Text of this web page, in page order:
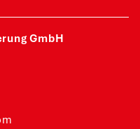
GmbH